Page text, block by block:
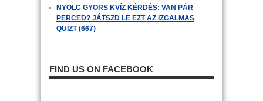
NYOLC GYORS KVÍZ KÉRDÉS: VAN PÁR
PERCED? JÁTSZD LE EZT AZ IZGALMAS
QUIZT (667)
FIND US ON FACEBOOK